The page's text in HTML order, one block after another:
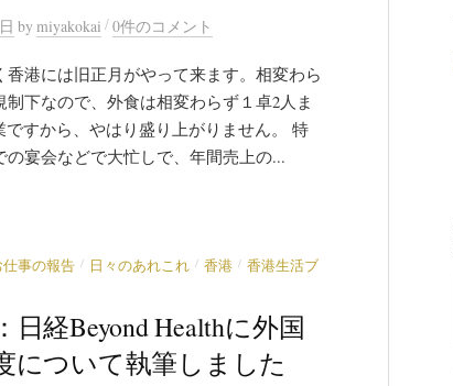
by miyakokai /0件のコメント
港には旧正月がやって来ます。相変わら
下なので、外食は相変わらず１卓2人ま
ですから、やはり盛り上がりません。 特
の宴会などで大忙しで、年間売上の...
仕事の報告 / 日々のあれこれ / 香港 / 香港生活ブ
日経Beyond Healthに外国
について執筆しました